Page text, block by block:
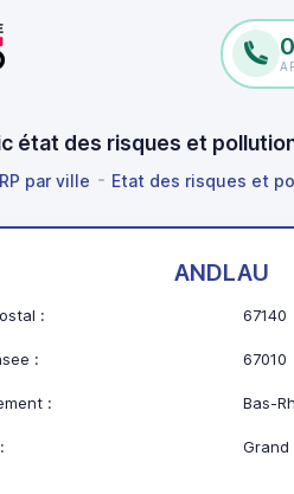
état des risques et pollution
par ville Etat des risques et
ANDLAU
: 67140
: 67010
: Bas-
Grand